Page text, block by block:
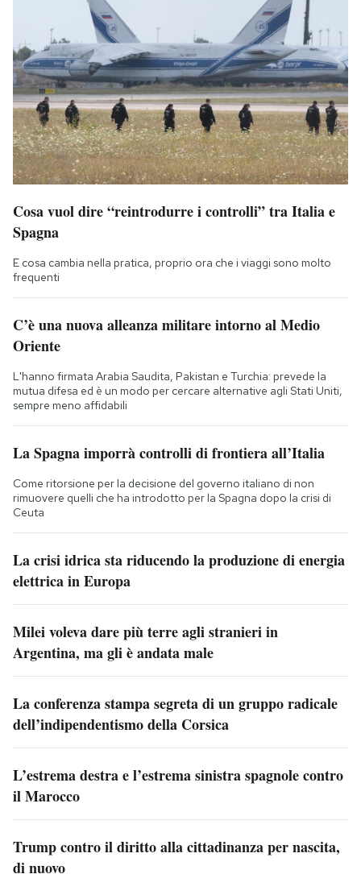
Cosa vuol dire “reintrodurre i controlli” tra Italia e
Spagna
E cosa cambia nella pratica, proprio ora che i viaggi sono molto
frequenti
C’è una nuova alleanza militare intorno al Medio
Oriente
L'hanno firmata Arabia Saudita, Pakistan e Turchia: prevede la
mutua difesa ed è un modo per cercare alternative agli Stati Uniti,
sempre meno affidabili
La Spagna imporrà controlli di frontiera all’Italia
Come ritorsione per la decisione del governo italiano di non
rimuovere quelli che ha introdotto per la Spagna dopo la crisi di
Ceuta
La crisi idrica sta riducendo la produzione di energia
elettrica in Europa
Milei voleva dare più terre agli stranieri in
Argentina, ma gli è andata male
La conferenza stampa segreta di un gruppo radicale
dell’indipendentismo della Corsica
L’estrema destra e l’estrema sinistra spagnole contro
il Marocco
Trump contro il diritto alla cittadinanza per nascita,
di nuovo